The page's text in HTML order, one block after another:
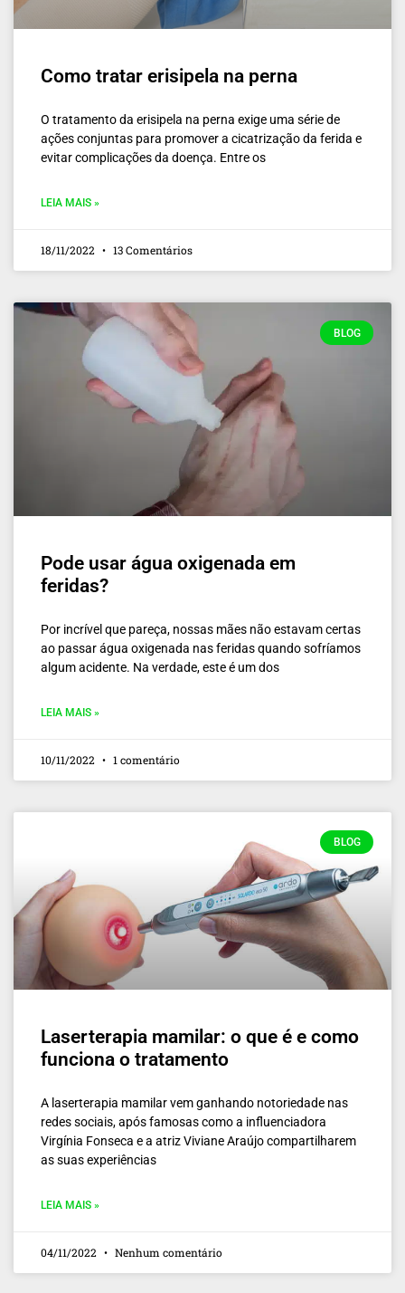
Como tratar erisipela na perna
O tratamento da erisipela na perna exige uma série de
ações conjuntas para promover a cicatrização da ferida e
evitar complicações da doença. Entre os
LEIA MAIS »
18/11/2022 13 Comentários
BLOG
Pode usar água oxigenada em
feridas?
Por incrível que pareça, nossas mães não estavam certas
ao passar água oxigenada nas feridas quando sofríamos
algum acidente. Na verdade, este é um dos
LEIA MAIS »
10/11/2022 1 comentário
BLOG
Laserterapia mamilar: o que é e como
funciona o tratamento
A laserterapia mamilar vem ganhando notoriedade nas
redes sociais, após famosas como a influenciadora
Virgínia Fonseca e a atriz Viviane Araújo compartilharem
as suas experiências
LEIA MAIS »
04/11/2022 Nenhum comentário